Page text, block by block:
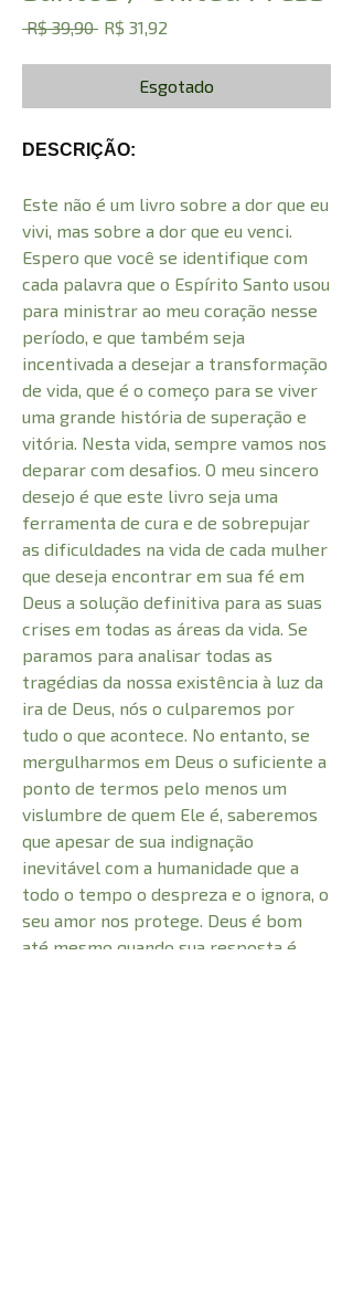
R$ 39,90 Preço
R$ 31,92
Esgotado
DESCRIÇÃO:
Este não é um livro sobre a dor que eu
vivi, mas sobre a dor que eu venci.
Espero que você se identifique com
cada palavra que o Espírito Santo usou
para ministrar ao meu coração nesse
período, e que também seja
incentivada a desejar a transformação
de vida, que é o começo para se viver
uma grande história de superação e
vitória. Nesta vida, sempre vamos nos
deparar com desafios. O meu sincero
desejo é que este livro seja uma
ferramenta de cura e de sobrepujar
as dificuldades na vida de cada mulher
que deseja encontrar em sua fé em
Deus a solução definitiva para as suas
crises em todas as áreas da vida. Se
paramos para analisar todas as
tragédias da nossa existência à luz da
ira de Deus, nós o culparemos por
tudo o que acontece. No entanto, se
mergulharmos em Deus o suficiente a
ponto de termos pelo menos um
vislumbre de quem Ele é, saberemos
que apesar de sua indignação
inevitável com a humanidade que a
todo o tempo o despreza e o ignora, o
seu amor nos protege. Deus é bom
até mesmo quando sua resposta é